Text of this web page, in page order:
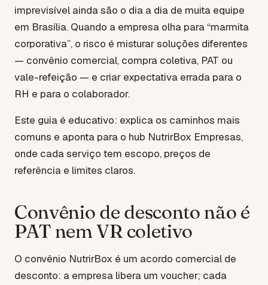
imprevisível ainda são o dia a dia de muita equipe
em Brasília. Quando a empresa olha para “marmita
corporativa”, o risco é misturar soluções diferentes
— convênio comercial, compra coletiva, PAT ou
vale-refeição — e criar expectativa errada para o
RH e para o colaborador.
Este guia é educativo: explica os caminhos mais
comuns e aponta para o hub NutrirBox Empresas,
onde cada serviço tem escopo, preços de
referência e limites claros.
Convênio de desconto não é
PAT nem VR coletivo
O convênio NutrirBox é um acordo comercial de
desconto: a empresa libera um voucher; cada